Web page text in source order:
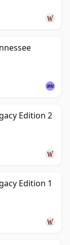
Edition 2
Edition 1